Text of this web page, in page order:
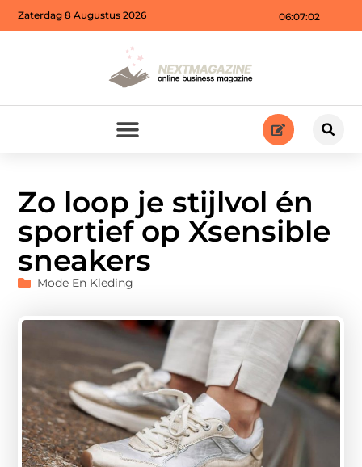
06:07:03
Zaterdag 8 Augustus 2026
Zo loop je stijlvol én
sportief op Xsensible
sneakers
Mode En Kleding